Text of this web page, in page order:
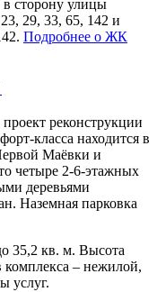
в сторону улицы
29, 33, 65, 142 и
Подробнее о ЖК
реконструкции
класса находится в
Маёвки и
четыре 2-6-этажных
деревьями
Наземная парковка
35,2 кв. м. Высота
– нежилой,
услуг.